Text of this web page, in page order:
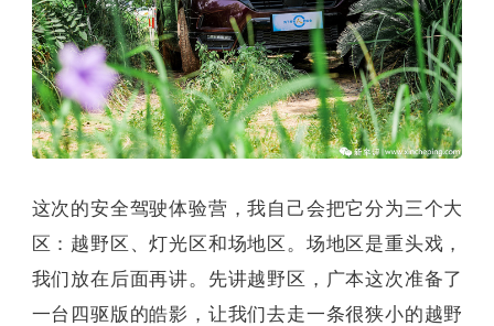
这次的安全驾驶体验营，我自己会把它分为三个大
区：越野区、灯光区和场地区。场地区是重头戏，
我们放在后面再讲。先讲越野区，广本这次准备了
一台四驱版的皓影，让我们去走一条很狭小的越野